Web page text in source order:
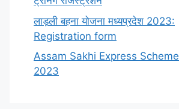
लाड़ली बहना योजना मध्यप्रदेश 2023:
Registration form
Assam Sakhi Express Scheme
2023